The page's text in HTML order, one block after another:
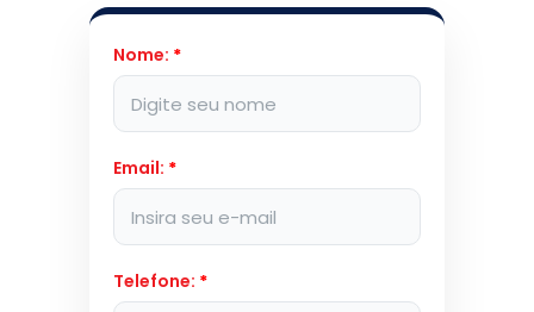
Nome: *
Email: *
Telefone: *